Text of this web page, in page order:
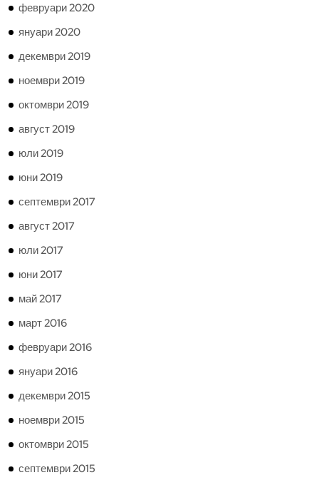
февруари 2020
януари 2020
декември 2019
ноември 2019
октомври 2019
август 2019
юли 2019
юни 2019
септември 2017
август 2017
юли 2017
юни 2017
май 2017
март 2016
февруари 2016
януари 2016
декември 2015
ноември 2015
октомври 2015
септември 2015